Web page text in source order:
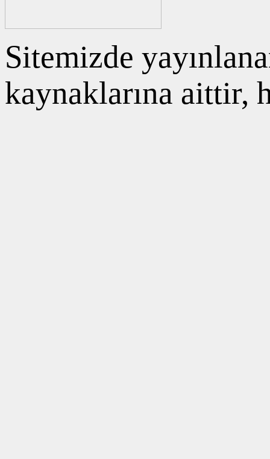
Sitemizde
kaynaklarına aittir,